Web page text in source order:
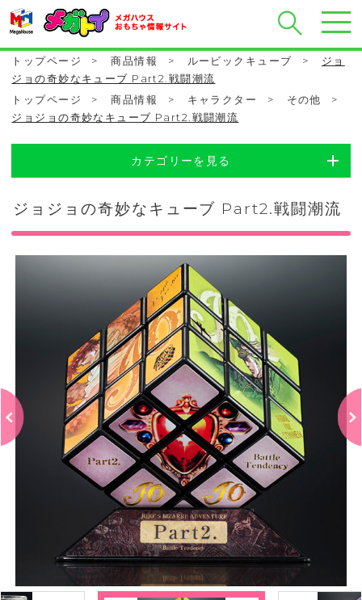
トップページ > 商品情報 > ルービックキューブ >
ジョ
ジョの奇妙なキューブ Part2.戦闘潮流
トップページ
> 商品情報 > キャラクター > その他
>
ジョジョの奇妙なキューブ Part2.戦闘潮流
カテゴリーを見る
ジョジョの奇妙なキューブ Part2.戦闘潮流